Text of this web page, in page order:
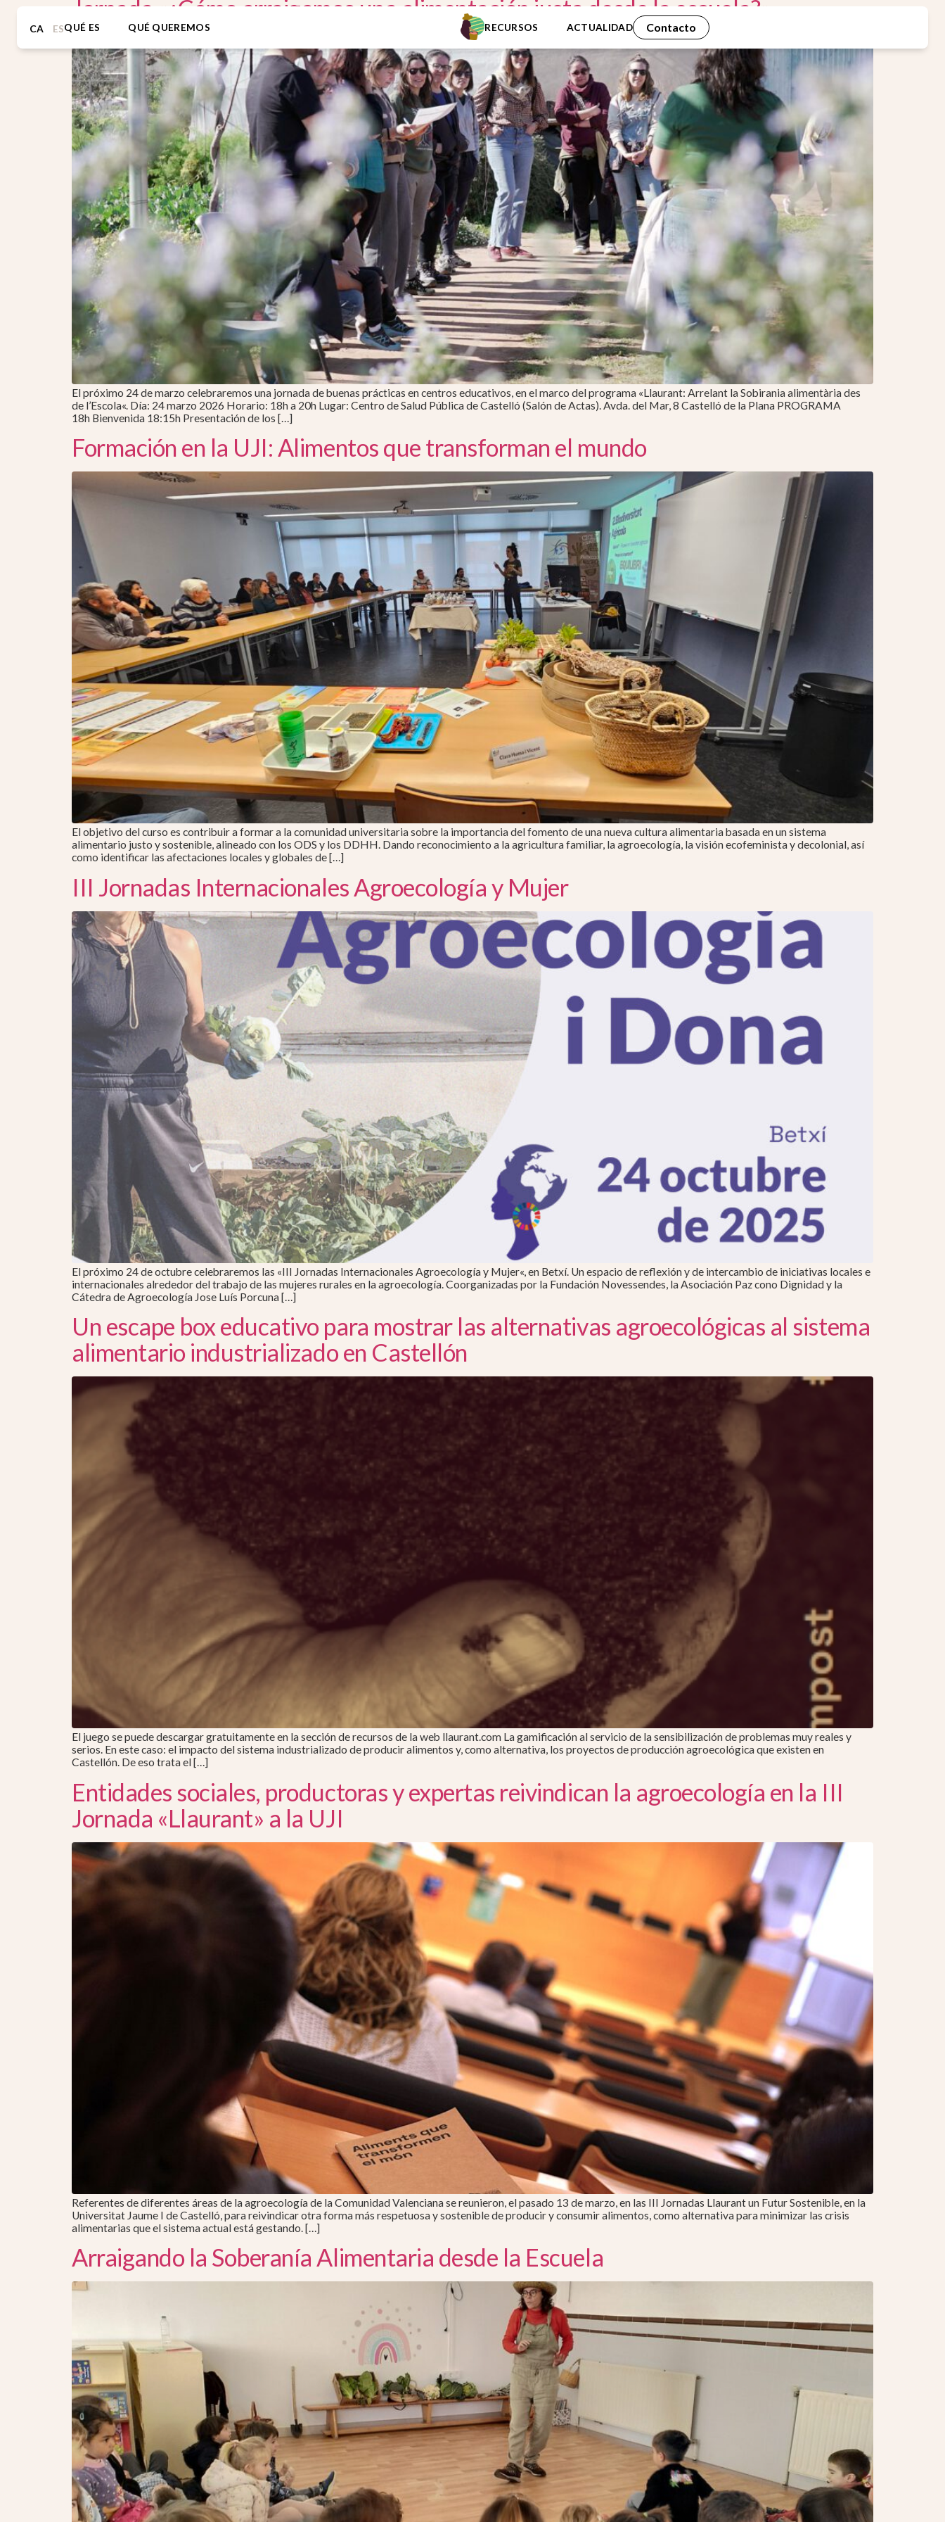
CA ESQUÉ ES QUÉ QUEREMOS RECURSOS ACTUALIDAD Contacto
Jornada «¿Cómo arraigamos una alimentación justa desde la escuela?»
El próximo 24 de marzo celebraremos una jornada de buenas prácticas en centros educativos, en el marco del programa «Llaurant: Arrelant la Sobirania alimentària des
de l’Escola«. Día: 24 marzo 2026 Horario: 18h a 20h Lugar: Centro de Salud Pública de Castelló (Salón de Actas). Avda. del Mar, 8 Castelló de la Plana PROGRAMA
18h Bienvenida 18:15h Presentación de los […]
Formación en la UJI: Alimentos que transforman el mundo
El objetivo del curso es contribuir a formar a la comunidad universitaria sobre la importancia del fomento de una nueva cultura alimentaria basada en un sistema
alimentario justo y sostenible, alineado con los ODS y los DDHH. Dando reconocimiento a la agricultura familiar, la agroecología, la visión ecofeminista y decolonial, así
como identificar las afectaciones locales y globales de […]
III Jornadas Internacionales Agroecología y Mujer
El próximo 24 de octubre celebraremos las «III Jornadas Internacionales Agroecología y Mujer«, en Betxí. Un espacio de reflexión y de intercambio de iniciativas locales e
internacionales alrededor del trabajo de las mujeres rurales en la agroecología. Coorganizadas por la Fundación Novessendes, la Asociación Paz cono Dignidad y la
Cátedra de Agroecología Jose Luís Porcuna […]
Un escape box educativo para mostrar las alternativas agroecológicas al sistema
alimentario industrializado en Castellón
El juego se puede descargar gratuitamente en la sección de recursos de la web llaurant.com La gamificación al servicio de la sensibilización de problemas muy reales y
serios. En este caso: el impacto del sistema industrializado de producir alimentos y, como alternativa, los proyectos de producción agroecológica que existen en
Castellón. De eso trata el […]
Entidades sociales, productoras y expertas reivindican la agroecología en la III
Jornada «Llaurant» a la UJI
Referentes de diferentes áreas de la agroecología de la Comunidad Valenciana se reunieron, el pasado 13 de marzo, en las III Jornadas Llaurant un Futur Sostenible, en la
Universitat Jaume I de Castelló, para reivindicar otra forma más respetuosa y sostenible de producir y consumir alimentos, como alternativa para minimizar las crisis
alimentarias que el sistema actual está gestando. […]
Arraigando la Soberanía Alimentaria desde la Escuela